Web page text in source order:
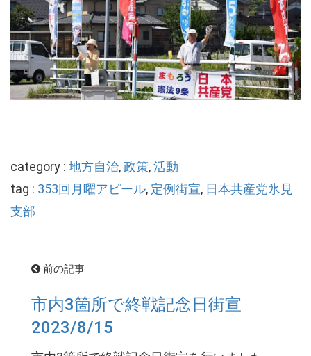
category : 地方自治,政策,活動
tag : 353回月曜アピール, 定例街宣, 日本共産党氷見
支部
前の記事
市内3箇所で終戦記念日街宣
2023/8/15